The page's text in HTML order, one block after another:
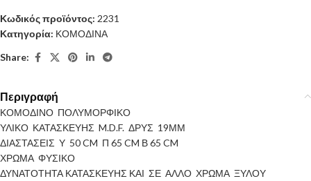
Κωδικός προϊόντος: 2231
Κατηγορία: ΚΟΜΟΔΙΝΑ
Share:
Περιγραφή
ΚΟΜΟΔΙΝΟ ΠΟΛΥΜΟΡΦΙΚΟ
ΥΛΙΚΟ ΚΑΤΑΣΚΕΥΗΣ M.D.F. ΔΡΥΣ 19ΜΜ
ΔΙΑΣΤΑΣΕΙΣ Υ 50 CM Π 65 CM Β 65 CM
ΧΡΩΜΑ ΦΥΣΙΚΟ
ΔΥΝΑΤΟΤΗΤΑ ΚΑΤΑΣΚΕΥΗΣ ΚΑΙ ΣΕ ΑΛΛΟ ΧΡΩΜΑ ΞΥΛΟΥ